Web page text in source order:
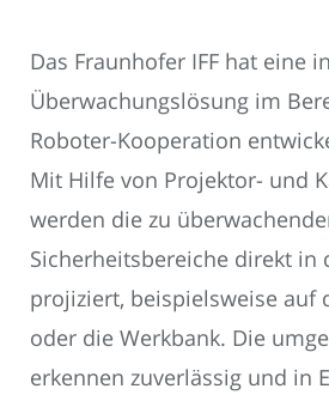
Das Fraunhofer IFF hat eine
Überwachungslösung im
Roboter-Kooperation
Mit Hilfe von Projektor- und
werden die zu
Sicherheitsbereiche direkt in
projiziert, beispielsweise auf
oder die Werkbank. Die
erkennen zuverlässig und in